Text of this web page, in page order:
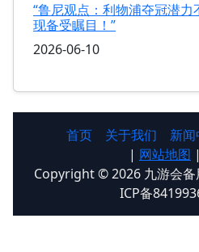
“鲁尼观点：利物浦夺冠潜
现备受瞩目！”
2026-06-10
首页 关于我们 新
| 网站地图 |
Copyright © 2026 九游会
ICP备